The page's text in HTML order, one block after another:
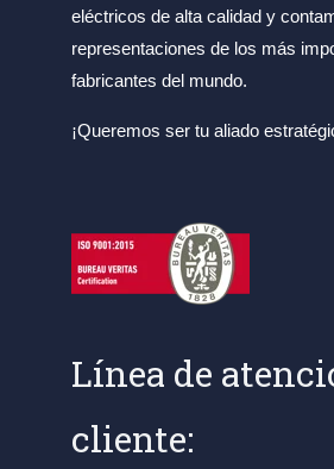
eléctricos de alta calidad y
representaciones de los más
fabricantes del mundo.
¡Queremos ser tu aliado
Línea de
cliente: